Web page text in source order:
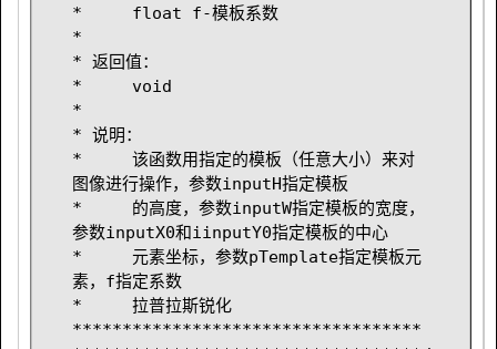
*     float f-模板系数
*
* 返回值：
*     void
*
* 说明：
*     该函数用指定的模板（任意大小）来对
图像进行操作，参数inputH指定模板
*     的高度，参数inputW指定模板的宽度，
参数inputX0和iinputY0指定模板的中心
*     元素坐标，参数pTemplate指定模板元
素，f指定系数
*     拉普拉斯锐化
***********************************